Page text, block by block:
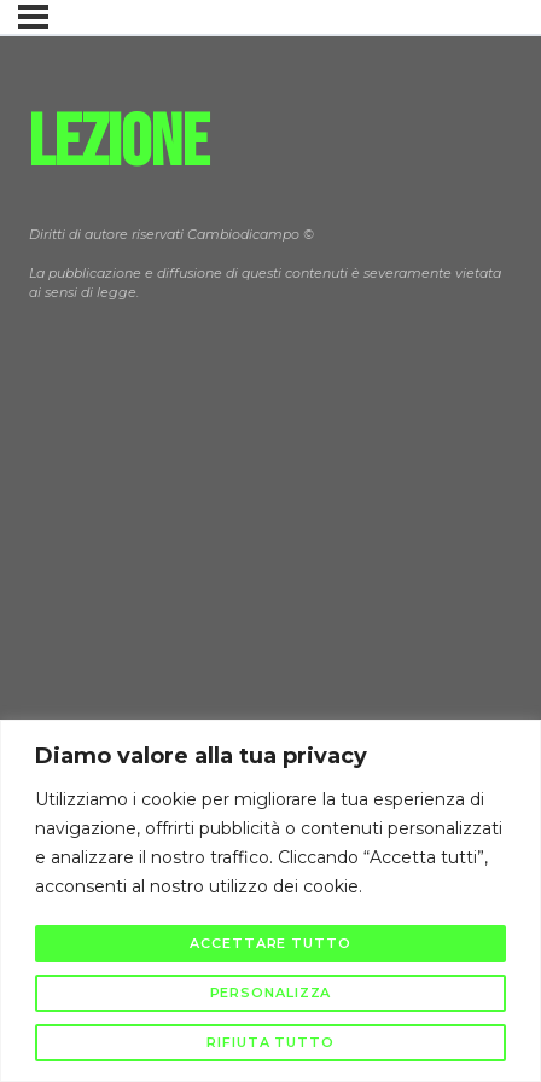
Diamo valore alla tua privacy
Utilizziamo i cookie per migliorare la tua esperienza di
navigazione, offrirti pubblicità o contenuti personalizzati
e analizzare il nostro traffico. Cliccando “Accetta tutti”,
acconsenti al nostro utilizzo dei cookie.
PERSONALIZZA
RIFIUTA TUTTO
ACCETTARE TUTTO
Lezione
Diritti di autore riservati Cambiodicampo ©
La pubblicazione e diffusione di questi contenuti è severamente vietata
ai sensi di legge.